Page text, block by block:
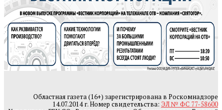
Областная газета (16+) зарегистрирована в Роскомнадзоре
14.07.2014 г. Номер свидетельства: ЭЛ № ФС 77-58600